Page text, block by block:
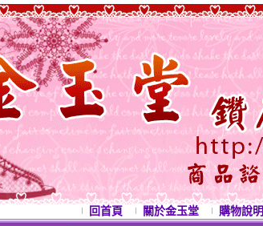
回首頁 關於金玉堂 購物說明